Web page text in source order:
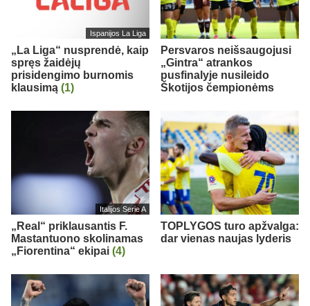
Ispanijos La Liga
„La Liga“ nusprendė, kaip
spręs žaidėjų
prisidengimo burnomis
klausimą (1)
Persvaros neišsaugojusi
„Gintra“ atrankos
pusfinalyje nusileido
Škotijos čempionėms
Italijos Serie A
„Real“ priklausantis F.
Mastantuono skolinamas
„Fiorentina“ ekipai (4)
TOPLYGOS turo apžvalga:
dar vienas naujas lyderis